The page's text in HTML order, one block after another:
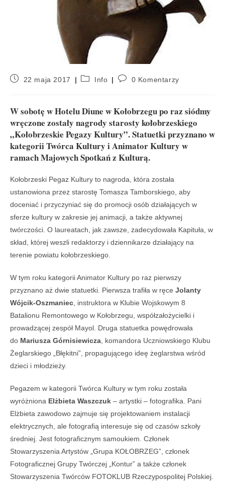
22 maja 2017 Info 0 Komentarzy
W sobotę w Hotelu Diune w Kołobrzegu po raz siódmy
wręczone zostały nagrody starosty kołobrzeskiego
„Kołobrzeskie Pegazy Kultury”. Statuetki przyznano w
kategorii Twórca Kultury i Animator Kultury w
ramach Majowych Spotkań z Kulturą.
Kołobrzeski Pegaz Kultury to nagroda, która została
ustanowiona przez starostę Tomasza Tamborskiego, aby
doceniać i przyczyniać się do promocji osób działających w
sferze kultury w zakresie jej animacji, a także aktywnej
twórczości. O laureatach, jak zawsze, zadecydowała Kapituła, w
skład, której weszli redaktorzy i dziennikarze działający na
terenie powiatu kołobrzeskiego.
W tym roku kategorii Animator Kultury po raz pierwszy
przyznano aż dwie statuetki. Pierwsza trafiła w ręce Jolanty
Wójcik-Oszmaniec , instruktora w Klubie Wojskowym 8
Batalionu Remontowego w Kołobrzegu, współzałożycielki i
prowadzącej zespół Mayol. Druga statuetka powędrowała
do Mariusza Górnisiewicza , komandora Uczniowskiego Klubu
Żeglarskiego „Błękitni”, propagującego ideę żeglarstwa wśród
dzieci i młodzieży.
Pegazem w kategorii Twórca Kultury w tym roku została
wyróżniona Elżbieta Waszczuk – artystki – fotografika. Pani
Elżbieta zawodowo zajmuje się projektowaniem instalacji
elektrycznych, ale fotografią interesuje się od czasów szkoły
średniej. Jest fotograficznym samoukiem. Członek
Stowarzyszenia Artystów „Grupa KOŁOBRZEG”, członek
Fotograficznej Grupy Twórczej „Kontur” a także członek
Stowarzyszenia Twórców FOTOKLUB Rzeczypospolitej Polskiej.